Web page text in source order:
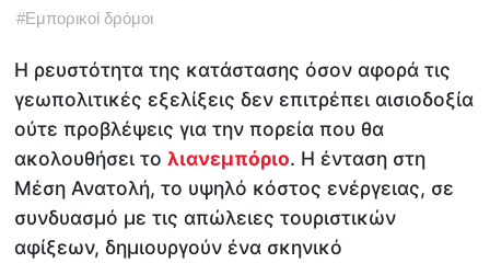
#Εμπορικοί δρόμοι
Η ρευστότητα της κατάστασης όσον αφορά τις
γεωπολιτικές εξελίξεις δεν επιτρέπει αισιοδοξία
ούτε προβλέψεις για την πορεία που θα
ακολουθήσει το λιανεμπόριο. Η ένταση στη
Μέση Ανατολή, το υψηλό κόστος ενέργειας, σε
συνδυασμό με τις απώλειες τουριστικών
αφίξεων, δημιουργούν ένα σκηνικό